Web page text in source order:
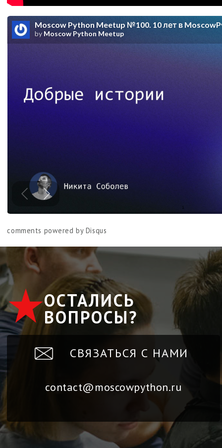
comments powered by Disqus
ОСТАЛИСЬ
ВОПРОСЫ?
СВЯЗАТЬСЯ С НАМИ
contact@moscowpython.ru